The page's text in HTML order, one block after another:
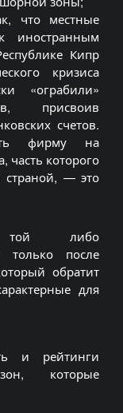
что местные
иностранным
Кипр
кризиса
«ограбили»
присвоив
счетов.
фирму на
часть которого
страной, — это
той либо
после
обратит
для
и рейтинги
которые